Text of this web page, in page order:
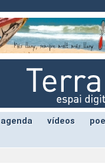
agenda vídeos